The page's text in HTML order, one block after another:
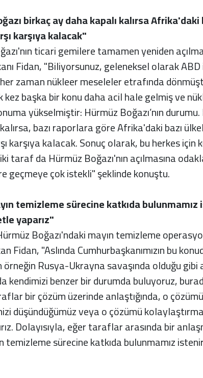
birkaç ay daha kapalı kalırsa Afrika'daki
karşıya kalacak"
ticari gemilere tamamen yeniden
Fidan, "Biliyorsunuz, geleneksel olarak
zaman nükleer meseleler etrafında
kez başka bir konu daha acil hale gelmiş ve
yükselmiştir: Hürmüz Boğazı’nın
bazı raporlara göre Afrika'daki bazı
karşıya kalacak. Sonuç olarak, bu herkes
taraf da Hürmüz Boğazı'nın açılmasına
geçmeye çok istekli" şeklinde konuştu.
temizleme sürecine katkıda
yaparız"
Boğazı'ndaki mayın temizleme
Fidan, "Aslında Cumhurbaşkanımızın bu
örneğin Rusya-Ukrayna savaşında olduğu
kendimizi benzer bir durumda buluyoruz,
bir çözüm üzerinde anlaştığında, o
düşündüğümüz veya o çözümü
Dolayısıyla, eğer taraflar arasında bir
temizleme sürecine katkıda bulunmamız